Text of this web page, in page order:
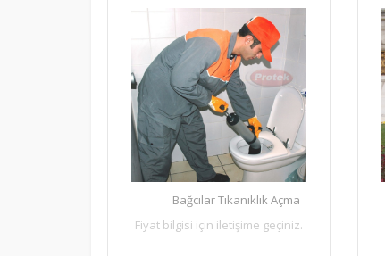
Bağcılar Tıkanıklık Açma
Fiyat bilgisi için iletişime geçiniz.